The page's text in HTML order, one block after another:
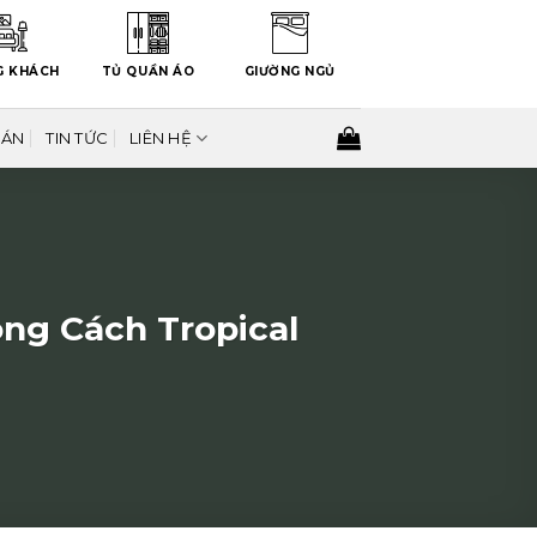
KHÁCH TỦ QUẦN ÁO GIƯỜNG NGỦ
TIN TỨC LIÊN HỆ
Cách Tropical